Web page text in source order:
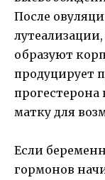
После
образуют
продуцирует
прогестерона
матку для
Если
гормонов